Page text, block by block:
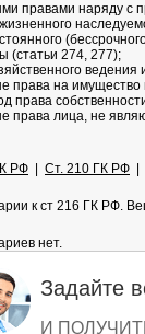
правами наряду с
(статьи 274, 277);
права на имущество
права
права лица, не
РФ Ст. 210 ГК РФ
к ст 216 ГК РФ.
нет.
Задайте
И